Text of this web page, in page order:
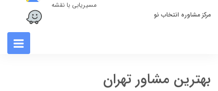
مرکز مشاوره انتخاب نو
مسیریابی با نقشه
بهترین مشاور تهران